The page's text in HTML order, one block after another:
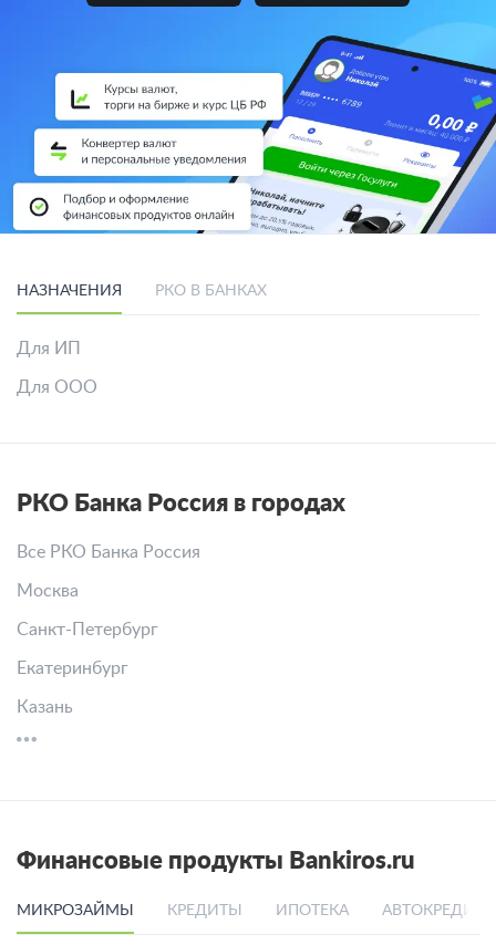
НАЗНАЧЕНИЯ РКО В БАНКАХ
Для ИП
Для ООО
РКО Банка Россия в городах
Все РКО Банка Россия
Москва
Санкт-Петербург
Екатеринбург
Казань
Финансовые продукты Bankiros.ru
МИКРОЗАЙМЫ КРЕДИТЫ ИПОТЕКА